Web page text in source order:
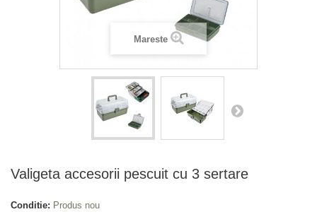
Mareste
Valigeta accesorii pescuit cu 3 sertare
Conditie: Produs nou